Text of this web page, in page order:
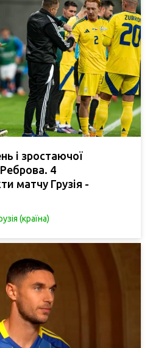
і зростаючої
4
матчу Грузія -
(країна)